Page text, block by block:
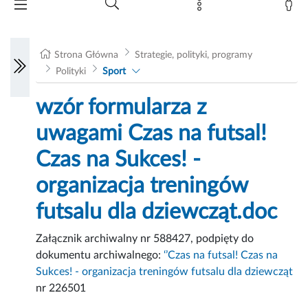
Strona Główna
Strategie, polityki, programy
Polityki
Sport
wzór formularza z
uwagami Czas na futsal!
Czas na Sukces! -
organizacja treningów
futsalu dla dziewcząt.doc
Załącznik archiwalny nr 588427, podpięty do
dokumentu archiwalnego:‘’Czas na futsal! Czas na
Sukces! - organizacja treningów futsalu dla dziewcząt
nr 226501